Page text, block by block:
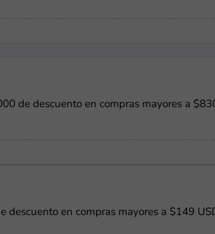
de descuento en compras mayores a
descuento en compras mayores a $149